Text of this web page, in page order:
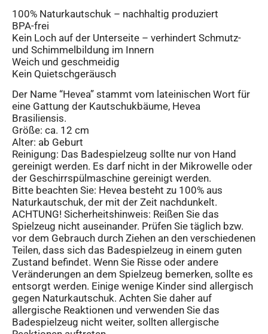
100% Naturkautschuk – nachhaltig produziert
BPA-frei
Kein Loch auf der Unterseite – verhindert Schmutz-
und Schimmelbildung im Innern
Weich und geschmeidig
Kein Quietschgeräusch
Der Name “Hevea” stammt vom lateinischen Wort für
eine Gattung der Kautschukbäume, Hevea
Brasiliensis.
Größe: ca. 12 cm
Alter: ab Geburt
Reinigung: Das Badespielzeug sollte nur von Hand
gereinigt werden. Es darf nicht in der Mikrowelle oder
der Geschirrspülmaschine gereinigt werden.
Bitte beachten Sie: Hevea besteht zu 100% aus
Naturkautschuk, der mit der Zeit nachdunkelt.
ACHTUNG! Sicherheitshinweis: Reißen Sie das
Spielzeug nicht auseinander. Prüfen Sie täglich bzw.
vor dem Gebrauch durch Ziehen an den verschiedenen
Teilen, dass sich das Badespielzeug in einem guten
Zustand befindet. Wenn Sie Risse oder andere
Veränderungen an dem Spielzeug bemerken, sollte es
entsorgt werden. Einige wenige Kinder sind allergisch
gegen Naturkautschuk. Achten Sie daher auf
allergische Reaktionen und verwenden Sie das
Badespielzeug nicht weiter, sollten allergische